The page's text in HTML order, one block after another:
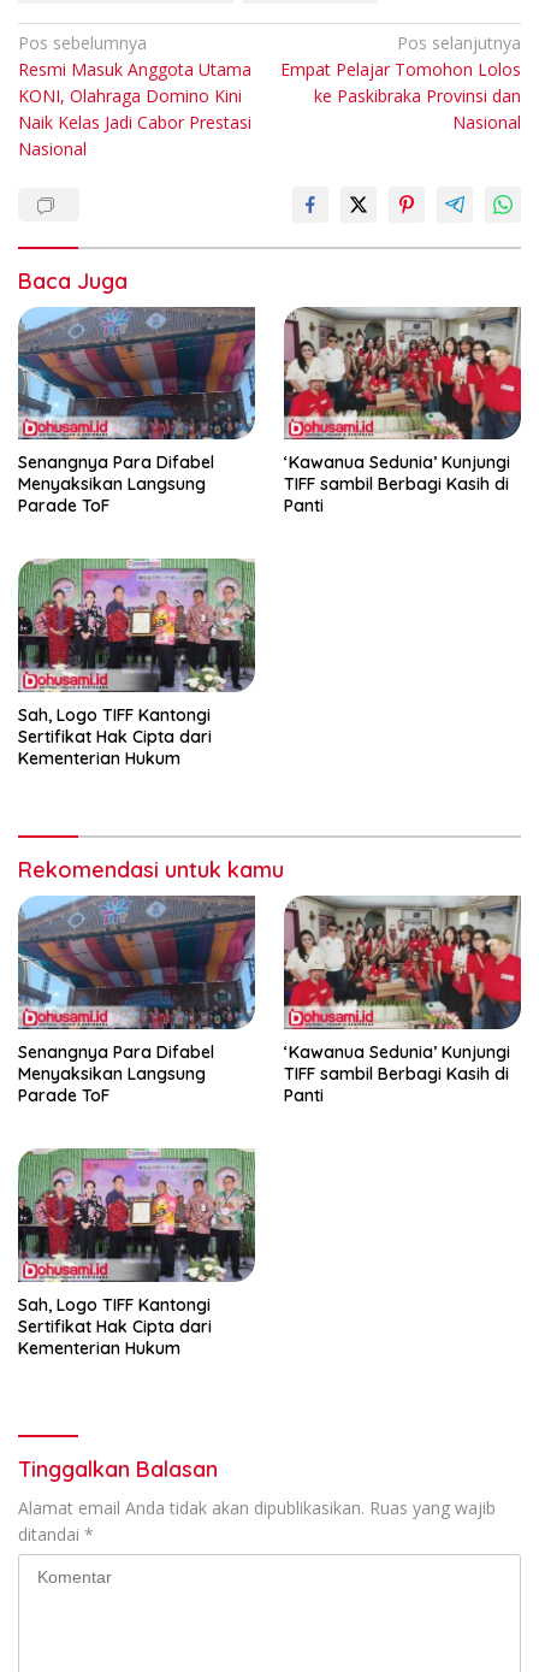
Navigasi
pos
Pos sebelumnya
Resmi Masuk Anggota Utama
KONI, Olahraga Domino Kini
Naik Kelas Jadi Cabor Prestasi
Nasional
Pos selanjutnya
Empat Pelajar Tomohon Lolos
ke Paskibraka Provinsi dan
Nasional
Baca Juga
Senangnya Para Difabel
Menyaksikan Langsung
Parade ToF
‘Kawanua Sedunia’ Kunjungi
TIFF sambil Berbagi Kasih di
Panti
Sah, Logo TIFF Kantongi
Sertifikat Hak Cipta dari
Kementerian Hukum
Rekomendasi untuk kamu
Senangnya Para Difabel
Menyaksikan Langsung
Parade ToF
‘Kawanua Sedunia’ Kunjungi
TIFF sambil Berbagi Kasih di
Panti
Sah, Logo TIFF Kantongi
Sertifikat Hak Cipta dari
Kementerian Hukum
Tinggalkan Balasan
Alamat email Anda tidak akan dipublikasikan. Ruas yang wajib
ditandai *